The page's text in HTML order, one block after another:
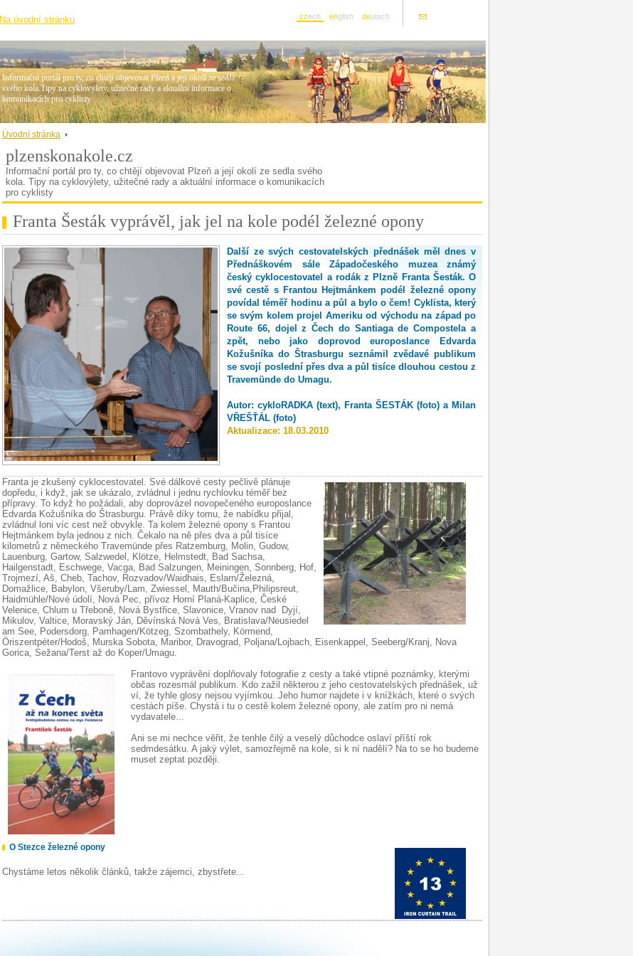
Na úvodní stránku czech english deutsch
Informační portál pro ty, co chtějí objevovat Plzeň a její okolí ze sedla
svého kola.Tipy na cyklovýlety, užitečné rady a aktuální informace o
komunikacích pro cyklisty
Úvodní stránka
plzenskonakole.cz
Informační portál pro ty, co chtějí objevovat Plzeň a její okolí ze sedla svého
kola. Tipy na cyklovýlety, užitečné rady a aktuální informace o komunikacích
pro cyklisty
Franta Šesták vyprávěl, jak jel na kole podél železné opony
Další ze svých cestovatelských přednášek měl dnes v
Přednáškovém sále Západočeského muzea známý
český cyklocestovatel a rodák z Plzně Franta Šesták. O
své cestě s Frantou Hejtmánkem podél železné opony
povídal téměř hodinu a půl a bylo o čem! Cyklista, který
se svým kolem projel Ameriku od východu na západ po
Route 66, dojel z Čech do Santiaga de Compostela a
zpět, nebo jako doprovod europoslance Edvarda
Kožušníka do Štrasburgu seznámil zvědavé publikum
se svojí poslední přes dva a půl tisíce dlouhou cestou z
Travemünde do Umagu.
Autor: cykloRADKA (text), Franta ŠESTÁK (foto) a Milan
VŘEŠŤÁL (foto)
Aktualizace: 18.03.2010
Franta je zkušený cyklocestovatel. Své dálkové cesty pečlivě plánuje
dopředu, i když, jak se ukázalo, zvládnul i jednu rychlovku téměř bez
přípravy. To když ho požádali, aby doprovázel novopečeného europoslance
Edvarda Kožušníka do Štrasburgu. Právě díky tomu, že nabídku přijal,
zvládnul loni víc cest než obvykle. Ta kolem železné opony s Frantou
Hejtmánkem byla jednou z nich. Čekalo na ně přes dva a půl tisíce
kilometrů z německého Travemünde přes Ratzemburg, Molin, Gudow,
Lauenburg, Gartow, Salzwedel, Klötze, Helmstedt, Bad Sachsa,
Hailgenstadt, Eschwege, Vacga, Bad Salzungen, Meiningen, Sonnberg, Hof,
Trojmezí, Aš, Cheb, Tachov, Rozvadov/Waidhais, Eslarn/Železná,
Domažlice, Babylon, Všeruby/Lam, Zwiessel, Mauth/Bučina,Philipsreut,
Haidmühle/Nové údolí, Nová Pec, přívoz Horní Planá-Kaplice, České
Velenice, Chlum u Třeboně, Nová Bystřice, Slavonice, Vranov nad Dyjí,
Mikulov, Valtice, Moravský Ján, Děvínská Nová Ves, Bratislava/Neusiedel
am See, Podersdorg, Pamhagen/Kötzeg, Szombathely, Körmend,
Öriszentpéter/Hodoš, Murska Sobota, Maribor, Dravograd, Poljana/Lojbach, Eisenkappel, Seeberg/Kranj, Nova
Gorica, Sežana/Terst až do Koper/Umagu.
Frantovo vyprávění doplňovaly fotografie z cesty a také vtipné poznámky, kterými
občas rozesmál publikum. Kdo zažil některou z jeho cestovatelských přednášek, už
ví, že tyhle glosy nejsou vyjímkou. Jeho humor najdete i v knížkách, které o svých
cestách píše. Chystá i tu o cestě kolem železné opony, ale zatím pro ni nemá
vydavatele...
Ani se mi nechce věřit, že tenhle čilý a veselý důchodce oslaví příští rok
sedmdesátku. A jaký výlet, samozřejmě na kole, si k ní nadělí? Na to se ho budeme
muset zeptat později.
O Stezce železné opony
Chystáme letos několik článků, takže zájemci, zbystřete...